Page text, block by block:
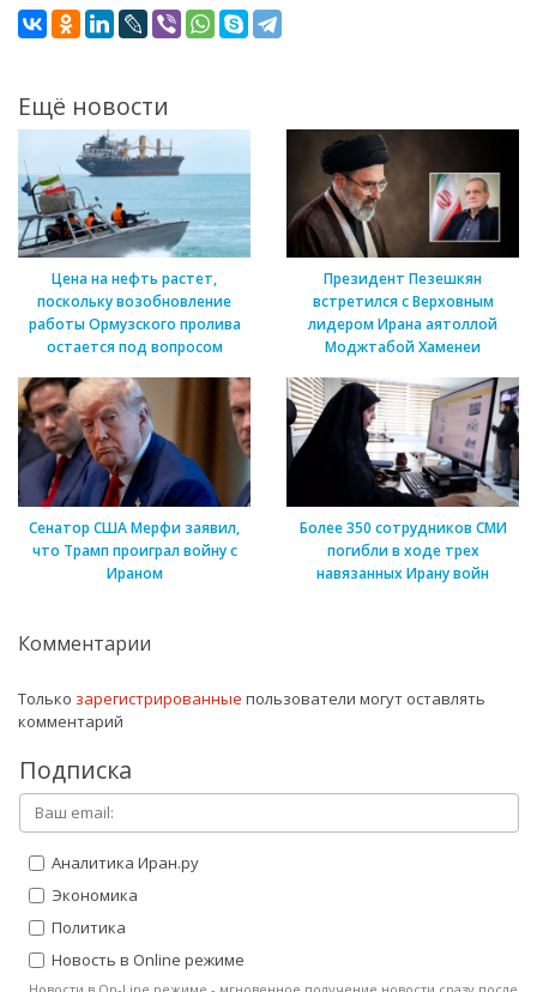
Ещё новости
Цена на нефть растет,
поскольку возобновление
работы Ормузского пролива
остается под вопросом
Президент Пезешкян
встретился с Верховным
лидером Ирана аятоллой
Моджтабой Хаменеи
Сенатор США Мерфи заявил,
что Трамп проиграл войну с
Ираном
Более 350 сотрудников СМИ
погибли в ходе трех
навязанных Ирану войн
Комментарии
Только зарегистрированные пользователи могут оставлять
комментарий
Подписка
Аналитика Иран.ру
Экономика
Политика
Новость в Online режиме